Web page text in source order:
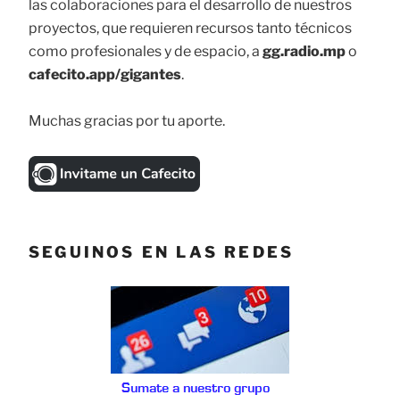
las colaboraciones para el desarrollo de nuestros
proyectos, que requieren recursos tanto técnicos
como profesionales y de espacio, a gg.radio.mpo
cafecito.app/gigantes.
Muchas gracias por tu aporte.
SEGUINOS EN LAS REDES